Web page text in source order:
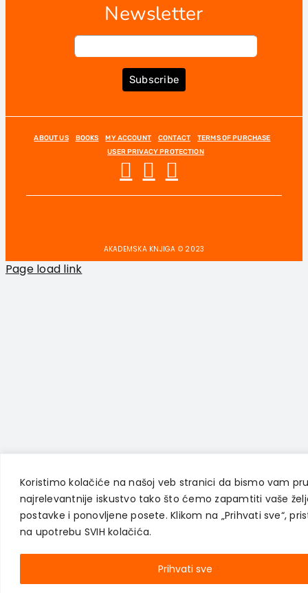
Koristimo kolačiće na našoj veb stranici da bismo vam
najrelevantnije iskustvo tako što ćemo zapamtiti vaše
postavke i ponovljene posete. Klikom na „Prihvati sve“,
na upotrebu SVIH kolačića.
Prihvati sve
Newsletter
Subscribe
ABOUT US BOOKS MY ACCOUNT CONTACT
TERMS OF PURCHASE
USER PRIVACY PROTECTION
AKADEMSKA KNJIGA © 2023
Page load link